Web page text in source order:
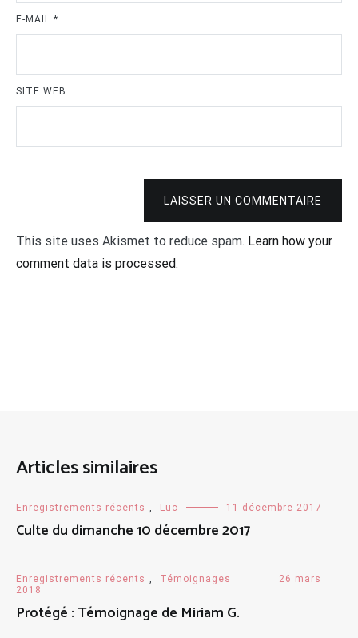
E-MAIL *
SITE WEB
LAISSER UN COMMENTAIRE
This site uses Akismet to reduce spam. Learn how your
comment data is processed.
Articles similaires
Enregistrements récents , Luc 11 décembre 2017
Culte du dimanche 10 décembre 2017
Enregistrements récents , Témoignages
26 mars
2018
Protégé : Témoignage de Miriam G.